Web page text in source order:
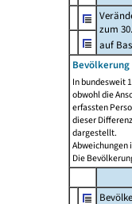
zum
auf
Bevölkerung
In bundesweit
obwohl die
erfassten
dieser
dargestellt.
Abweichungen
Die